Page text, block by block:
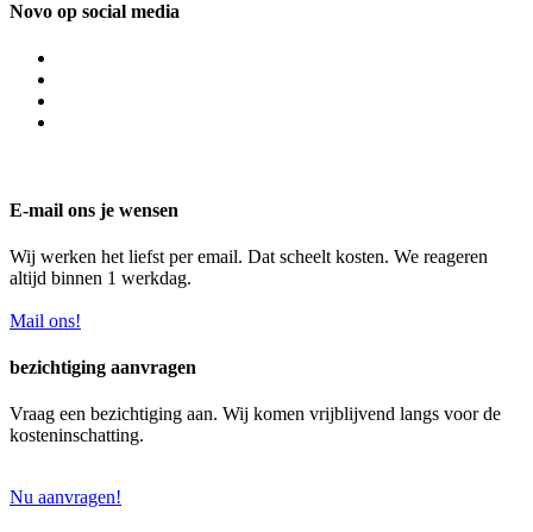
Novo op social media
E-mail ons je wensen
Wij werken het liefst per email. Dat scheelt kosten. We reageren
altijd binnen 1 werkdag.
Mail ons!
bezichtiging aanvragen
Vraag een bezichtiging aan. Wij komen vrijblijvend langs voor de
kosteninschatting.
Nu aanvragen!